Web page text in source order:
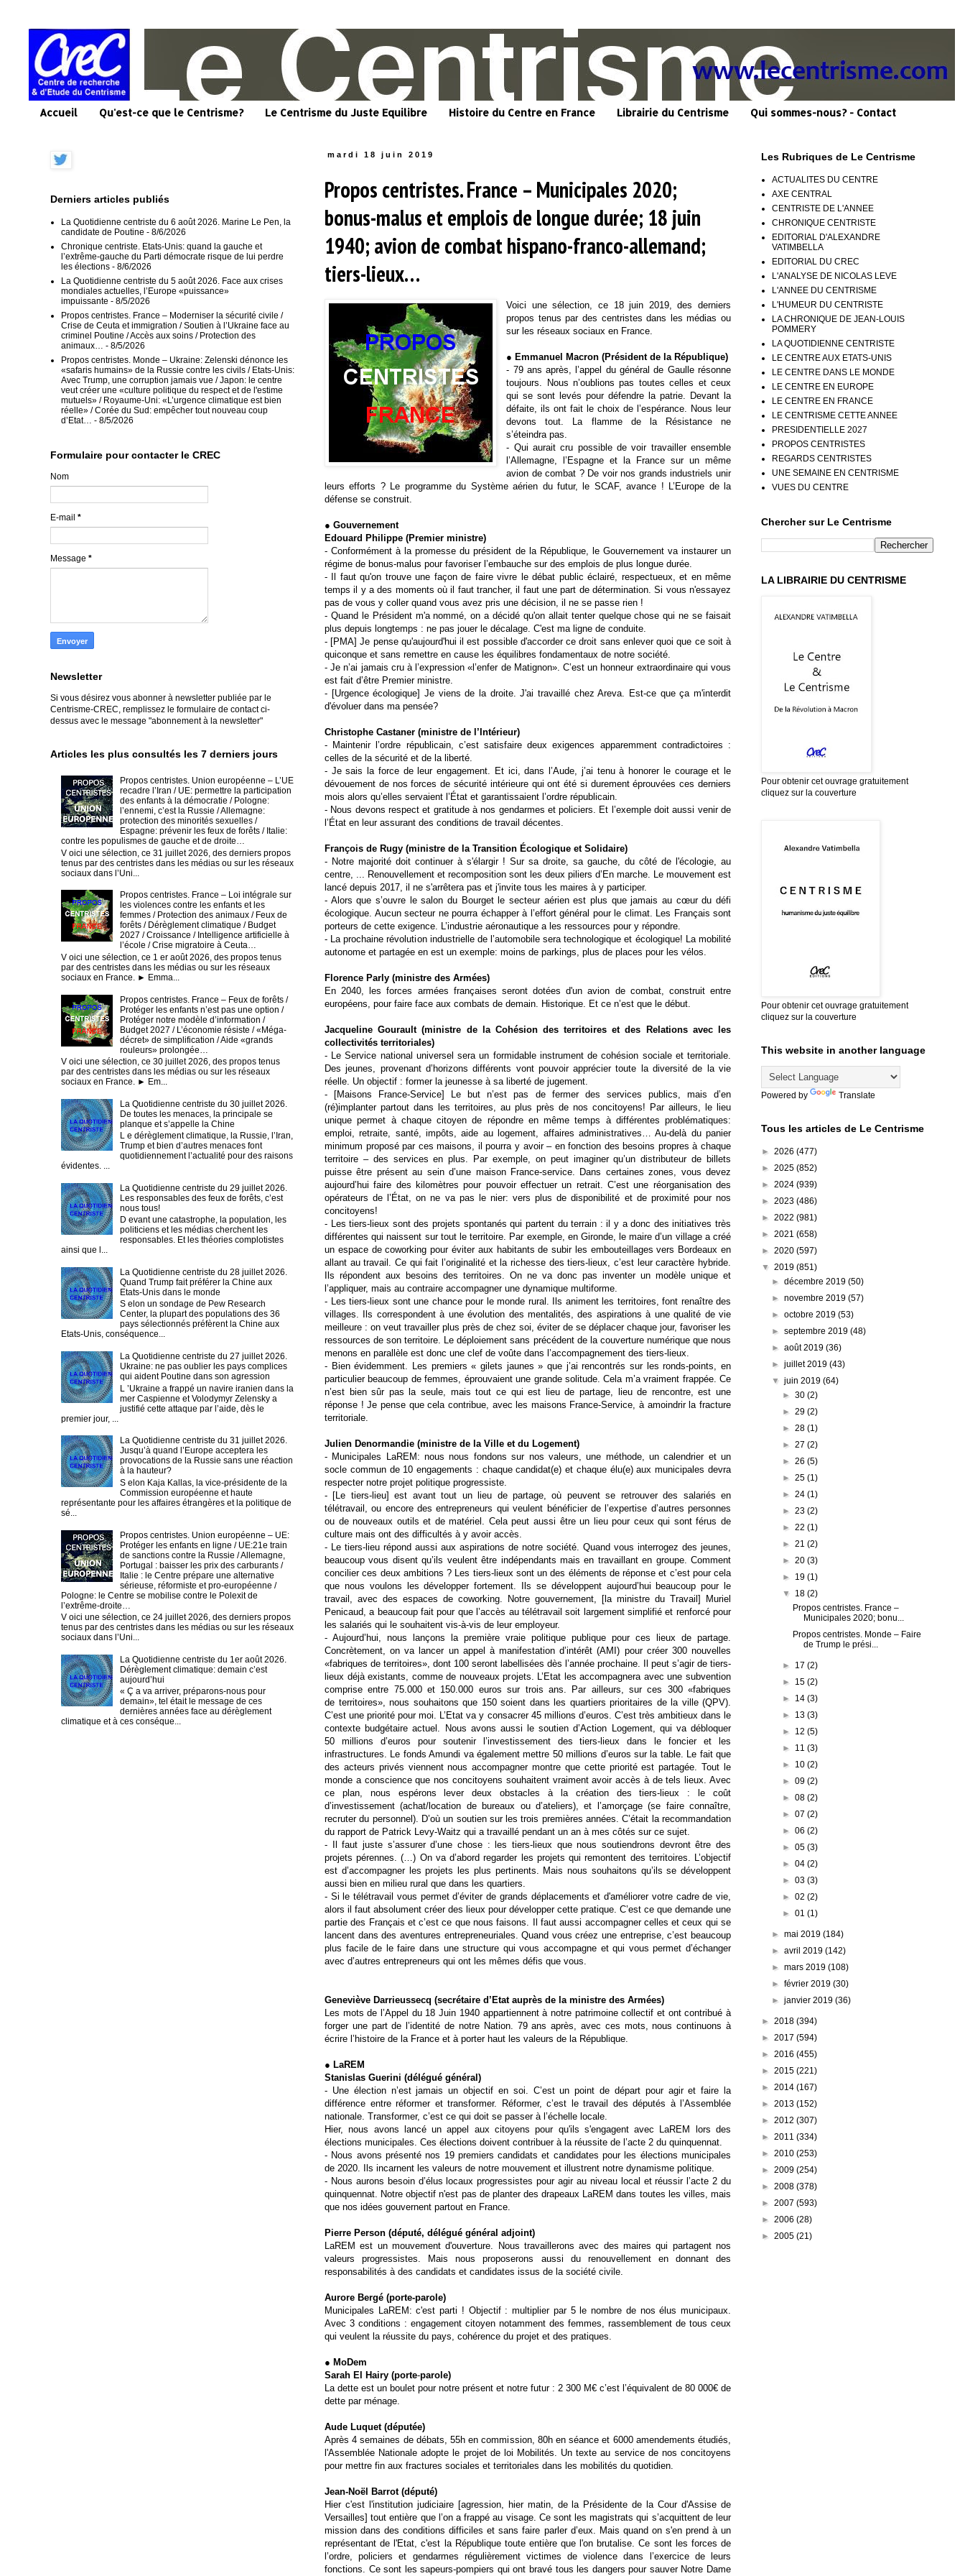
Accueil Qu'est-ce que le Centrisme? Le Centrisme du Juste Equilibre Histoire du Centre en France Librairie du Centrisme Qui sommes-nous? - Contact
mardi 18 juin 2019
Propos centristes. France – Municipales 2020;
bonus-malus et emplois de longue durée; 18 juin
1940; avion de combat hispano-franco-allemand;
tiers-lieux…
Voici une sélection, ce 18 juin 2019, des derniers
propos tenus par des centristes dans les médias ou
sur les réseaux sociaux en France.
● Emmanuel Macron (Président de la République)
- 79 ans après, l’appel du général de Gaulle résonne
toujours. Nous n’oublions pas toutes celles et ceux
qui se sont levés pour défendre la patrie. Devant la
défaite, ils ont fait le choix de l’espérance. Nous leur
devons tout. La flamme de la Résistance ne
s’éteindra pas.
- Qui aurait cru possible de voir travailler ensemble
l’Allemagne, l’Espagne et la France sur un même
avion de combat ? De voir nos grands industriels unir
leurs efforts ? Le programme du Système aérien du futur, le SCAF, avance ! L’Europe de la
défense se construit.
● Gouvernement
Edouard Philippe (Premier ministre)
- Conformément à la promesse du président de la République, le Gouvernement va instaurer un
régime de bonus-malus pour favoriser l’embauche sur des emplois de plus longue durée.
- Il faut qu'on trouve une façon de faire vivre le débat public éclairé, respectueux, et en même
temps il y a des moments où il faut trancher, il faut une part de détermination. Si vous n'essayez
pas de vous y coller quand vous avez pris une décision, il ne se passe rien !
- Quand le Président m'a nommé, on a décidé qu'on allait tenter quelque chose qui ne se faisait
plus depuis longtemps : ne pas jouer le décalage. C'est ma ligne de conduite.
- [PMA] Je pense qu'aujourd'hui il est possible d'accorder ce droit sans enlever quoi que ce soit à
quiconque et sans remettre en cause les équilibres fondamentaux de notre société.
- Je n’ai jamais cru à l’expression «l’enfer de Matignon». C’est un honneur extraordinaire qui vous
est fait d’être Premier ministre.
- [Urgence écologique] Je viens de la droite. J'ai travaillé chez Areva. Est-ce que ça m'interdit
d'évoluer dans ma pensée?
Christophe Castaner (ministre de l’Intérieur)
- Maintenir l’ordre républicain, c’est satisfaire deux exigences apparemment contradictoires :
celles de la sécurité et de la liberté.
- Je sais la force de leur engagement. Et ici, dans l’Aude, j’ai tenu à honorer le courage et le
dévouement de nos forces de sécurité intérieure qui ont été si durement éprouvées ces derniers
mois alors qu’elles servaient l’État et garantissaient l’ordre républicain.
- Nous devons respect et gratitude à nos gendarmes et policiers. Et l’exemple doit aussi venir de
l’État en leur assurant des conditions de travail décentes.
François de Rugy (ministre de la Transition Écologique et Solidaire)
- Notre majorité doit continuer à s'élargir ! Sur sa droite, sa gauche, du côté de l'écologie, au
centre, ... Renouvellement et recomposition sont les deux piliers d’En marche. Le mouvement est
lancé depuis 2017, il ne s'arrêtera pas et j'invite tous les maires à y participer.
- Alors que s’ouvre le salon du Bourget le secteur aérien est plus que jamais au cœur du défi
écologique. Aucun secteur ne pourra échapper à l’effort général pour le climat. Les Français sont
porteurs de cette exigence. L’industrie aéronautique a les ressources pour y répondre.
- La prochaine révolution industrielle de l’automobile sera technologique et écologique! La mobilité
autonome et partagée en est un exemple: moins de parkings, plus de places pour les vélos.
Florence Parly (ministre des Armées)
En 2040, les forces armées françaises seront dotées d'un avion de combat, construit entre
européens, pour faire face aux combats de demain. Historique. Et ce n’est que le début.
Jacqueline Gourault (ministre de la Cohésion des territoires et des Relations avec les
collectivités territoriales)
- Le Service national universel sera un formidable instrument de cohésion sociale et territoriale.
Des jeunes, provenant d’horizons différents vont pouvoir apprécier toute la diversité de la vie
réelle. Un objectif : former la jeunesse à sa liberté de jugement.
- [Maisons France-Service] Le but n’est pas de fermer des services publics, mais d’en
(ré)implanter partout dans les territoires, au plus près de nos concitoyens! Par ailleurs, le lieu
unique permet à chaque citoyen de répondre en même temps à différentes problématiques:
emploi, retraite, santé, impôts, aide au logement, affaires administratives… Au-delà du panier
minimum proposé par ces maisons, il pourra y avoir – en fonction des besoins propres à chaque
territoire – des services en plus. Par exemple, on peut imaginer qu’un distributeur de billets
puisse être présent au sein d’une maison France-service. Dans certaines zones, vous devez
aujourd’hui faire des kilomètres pour pouvoir effectuer un retrait. C’est une réorganisation des
opérateurs de l’État, on ne va pas le nier: vers plus de disponibilité et de proximité pour nos
concitoyens!
- Les tiers-lieux sont des projets spontanés qui partent du terrain : il y a donc des initiatives très
différentes qui naissent sur tout le territoire. Par exemple, en Gironde, le maire d’un village a créé
un espace de coworking pour éviter aux habitants de subir les embouteillages vers Bordeaux en
allant au travail. Ce qui fait l’originalité et la richesse des tiers-lieux, c’est leur caractère hybride.
Ils répondent aux besoins des territoires. On ne va donc pas inventer un modèle unique et
l’appliquer, mais au contraire accompagner une dynamique multiforme.
- Les tiers-lieux sont une chance pour le monde rural. Ils animent les territoires, font renaître des
villages. Ils correspondent à une évolution des mentalités, des aspirations à une qualité de vie
meilleure : on veut travailler plus près de chez soi, éviter de se déplacer chaque jour, favoriser les
ressources de son territoire. Le déploiement sans précédent de la couverture numérique que nous
menons en parallèle est donc une clef de voûte dans l’accompagnement des tiers-lieux.
- Bien évidemment. Les premiers « gilets jaunes » que j’ai rencontrés sur les ronds-points, en
particulier beaucoup de femmes, éprouvaient une grande solitude. Cela m’a vraiment frappée. Ce
n’est bien sûr pas la seule, mais tout ce qui est lieu de partage, lieu de rencontre, est une
réponse ! Je pense que cela contribue, avec les maisons France-Service, à amoindrir la fracture
territoriale.
Julien Denormandie (ministre de la Ville et du Logement)
- Municipales LaREM: nous nous fondons sur nos valeurs, une méthode, un calendrier et un
socle commun de 10 engagements : chaque candidat(e) et chaque élu(e) aux municipales devra
respecter notre projet politique progressiste.
- [Le tiers-lieu] est avant tout un lieu de partage, où peuvent se retrouver des salariés en
télétravail, ou encore des entrepreneurs qui veulent bénéficier de l’expertise d’autres personnes
ou de nouveaux outils et de matériel. Cela peut aussi être un lieu pour ceux qui sont férus de
culture mais ont des difficultés à y avoir accès.
- Le tiers-lieu répond aussi aux aspirations de notre société. Quand vous interrogez des jeunes,
beaucoup vous disent qu’ils veulent être indépendants mais en travaillant en groupe. Comment
concilier ces deux ambitions ? Les tiers-lieux sont un des éléments de réponse et c’est pour cela
que nous voulons les développer fortement. Ils se développent aujourd’hui beaucoup pour le
travail, avec des espaces de coworking. Notre gouvernement, [la ministre du Travail] Muriel
Penicaud, a beaucoup fait pour que l’accès au télétravail soit largement simplifié et renforcé pour
les salariés qui le souhaitent vis-à-vis de leur employeur.
- Aujourd’hui, nous lançons la première vraie politique publique pour ces lieux de partage.
Concrètement, on va lancer un appel à manifestation d’intérêt (AMI) pour créer 300 nouvelles
«fabriques de territoires», dont 100 seront labellisées dès l’année prochaine. Il peut s’agir de tiers-
lieux déjà existants, comme de nouveaux projets. L’Etat les accompagnera avec une subvention
comprise entre 75.000 et 150.000 euros sur trois ans. Par ailleurs, sur ces 300 «fabriques
de territoires», nous souhaitons que 150 soient dans les quartiers prioritaires de la ville (QPV).
C’est une priorité pour moi. L’Etat va y consacrer 45 millions d’euros. C’est très ambitieux dans le
contexte budgétaire actuel. Nous avons aussi le soutien d’Action Logement, qui va débloquer
50 millions d’euros pour soutenir l’investissement des tiers-lieux dans le foncier et les
infrastructures. Le fonds Amundi va également mettre 50 millions d’euros sur la table. Le fait que
des acteurs privés viennent nous accompagner montre que cette priorité est partagée. Tout le
monde a conscience que nos concitoyens souhaitent vraiment avoir accès à de tels lieux. Avec
ce plan, nous espérons lever deux obstacles à la création des tiers-lieux : le coût
d’investissement (achat/location de bureaux ou d’ateliers), et l’amorçage (se faire connaître,
recruter du personnel). D’où un soutien sur les trois premières années. C’était la recommandation
du rapport de Patrick Levy-Waitz qui a travaillé pendant un an à mes côtés sur ce sujet.
- Il faut juste s’assurer d’une chose : les tiers-lieux que nous soutiendrons devront être des
projets pérennes. (…) On va d’abord regarder les projets qui remontent des territoires. L’objectif
est d’accompagner les projets les plus pertinents. Mais nous souhaitons qu’ils se développent
aussi bien en milieu rural que dans les quartiers.
- Si le télétravail vous permet d’éviter de grands déplacements et d'améliorer votre cadre de vie,
alors il faut absolument créer des lieux pour développer cette pratique. C’est ce que demande une
partie des Français et c’est ce que nous faisons. Il faut aussi accompagner celles et ceux qui se
lancent dans des aventures entrepreneuriales. Quand vous créez une entreprise, c’est beaucoup
plus facile de le faire dans une structure qui vous accompagne et qui vous permet d’échanger
avec d’autres entrepreneurs qui ont les mêmes défis que vous.
Geneviève Darrieussecq‏ (secrétaire d’Etat auprès de la ministre des Armées)
Les mots de l’Appel du 18 Juin 1940 appartiennent à notre patrimoine collectif et ont contribué à
forger une part de l’identité de notre Nation. 79 ans après, avec ces mots, nous continuons à
écrire l’histoire de la France et à porter haut les valeurs de la République.
● LaREM
Stanislas Guerini (délégué général)
- Une élection n’est jamais un objectif en soi. C’est un point de départ pour agir et faire la
différence entre réformer et transformer. Réformer, c’est le travail des députés à l’Assemblée
nationale. Transformer, c’est ce qui doit se passer à l’échelle locale.
Hier, nous avons lancé un appel aux citoyens pour qu'ils s'engagent avec LaREM lors des
élections municipales. Ces élections doivent contribuer à la réussite de l’acte 2 du quinquennat.
- Nous avons présenté nos 19 premiers candidats et candidates pour les élections municipales
de 2020. Ils incarnent les valeurs de notre mouvement et illustrent notre dynamisme politique.
- Nous aurons besoin d’élus locaux progressistes pour agir au niveau local et réussir l’acte 2 du
quinquennat. Notre objectif n'est pas de planter des drapeaux LaREM dans toutes les villes, mais
que nos idées gouvernent partout en France.
Pierre Person (député, délégué général adjoint)
LaREM est un mouvement d'ouverture. Nous travaillerons avec des maires qui partagent nos
valeurs progressistes. Mais nous proposerons aussi du renouvellement en donnant des
responsabilités à des candidats et candidates issus de la société civile.
Aurore Bergé (porte-parole)
Municipales LaREM: c'est parti ! Objectif : multiplier par 5 le nombre de nos élus municipaux.
Avec 3 conditions : engagement citoyen notamment des femmes, rassemblement de tous ceux
qui veulent la réussite du pays, cohérence du projet et des pratiques.
● MoDem
Sarah El Hairy (porte-parole)
La dette est un boulet pour notre présent et notre futur : 2 300 M€ c’est l’équivalent de 80 000€ de
dette par ménage.
Aude Luquet (députée)
Après 4 semaines de débats, 55h en commission, 80h en séance et 6000 amendements étudiés,
l'Assemblée Nationale adopte le projet de loi Mobilités. Un texte au service de nos concitoyens
pour mettre fin aux fractures sociales et territoriales dans les mobilités du quotidien.
Jean-Noël Barrot (député)
Hier c'est l'institution judiciaire [agression, hier matin, de la Présidente de la Cour d'Assise de
Versailles] tout entière que l’on a frappé au visage. Ce sont les magistrats qui s’acquittent de leur
mission dans des conditions difficiles et sans faire parler d’eux. Mais quand on s'en prend à un
représentant de l'Etat, c'est la République toute entière que l'on brutalise. Ce sont les forces de
l’ordre, policiers et gendarmes régulièrement victimes de violence dans l’exercice de leurs
fonctions. Ce sont les sapeurs-pompiers qui ont bravé tous les dangers pour sauver Notre Dame
Derniers articles publiés
La Quotidienne centriste du 6 août 2026. Marine Le Pen, la
candidate de Poutine - 8/6/2026
Chronique centriste. Etats-Unis: quand la gauche et
l’extrême-gauche du Parti démocrate risque de lui perdre
les élections - 8/6/2026
La Quotidienne centriste du 5 août 2026. Face aux crises
mondiales actuelles, l’Europe «puissance»
impuissante - 8/5/2026
Propos centristes. France – Moderniser la sécurité civile /
Crise de Ceuta et immigration / Soutien à l’Ukraine face au
criminel Poutine / Accès aux soins / Protection des
animaux…
- 8/5/2026
Propos centristes. Monde – Ukraine: Zelenski dénonce les
«safaris humains» de la Russie contre les civils / Etats-Unis:
Avec Trump, une corruption jamais vue / Japon: le centre
veut créer une «culture politique du respect et de l'estime
mutuels» / Royaume-Uni: «L’urgence climatique est bien
réelle» / Corée du Sud: empêcher tout nouveau coup
d’Etat…
- 8/5/2026
Formulaire pour contacter le CREC
Nom
E-mail *
Message *
Newsletter
Si vous désirez vous abonner à newsletter publiée par le
Centrisme-CREC, remplissez le formulaire de contact ci-
dessus avec le message "abonnement à la newsletter"
Articles les plus consultés les 7 derniers jours
Propos centristes. Union européenne – L’UE
recadre l’Iran / UE: permettre la participation
des enfants à la démocratie / Pologne:
l’ennemi, c’est la Russie / Allemagne:
protection des minorités sexuelles /
Espagne: prévenir les feux de forêts / Italie:
contre les populismes de gauche et de droite…
V oici une sélection, ce 31 juillet 2026, des derniers propos
tenus par des centristes dans les médias ou sur les réseaux
sociaux dans l’Uni...
Propos centristes. France – Loi intégrale sur
les violences contre les enfants et les
femmes / Protection des animaux / Feux de
forêts / Dérèglement climatique / Budget
2027 / Croissance / Intelligence artificielle à
l’école / Crise migratoire à Ceuta…
V oici une sélection, ce 1 er août 2026, des propos tenus
par des centristes dans les médias ou sur les réseaux
sociaux en France. ► Emma...
Propos centristes. France – Feux de forêts /
Protéger les enfants n’est pas une option /
Protéger notre modèle d’information /
Budget 2027 / L’économie résiste / «Méga-
décret» de simplification / Aide «grands
rouleurs» prolongée…
V oici une sélection, ce 30 juillet 2026, des propos tenus
par des centristes dans les médias ou sur les réseaux
sociaux en France. ► Em...
La Quotidienne centriste du 30 juillet 2026.
De toutes les menaces, la principale se
planque et s’appelle la Chine
L e dérèglement climatique, la Russie, l’Iran,
Trump et bien d’autres menaces font
quotidiennement l’actualité pour des raisons
évidentes. ...
La Quotidienne centriste du 29 juillet 2026.
Les responsables des feux de forêts, c’est
nous tous!
D evant une catastrophe, la population, les
politiciens et les médias cherchent les
responsables. Et les théories complotistes
ainsi que l...
La Quotidienne centriste du 28 juillet 2026.
Quand Trump fait préférer la Chine aux
Etats-Unis dans le monde
S elon un sondage de Pew Research
Center, la plupart des populations des 36
pays sélectionnés préfèrent la Chine aux
Etats-Unis, conséquence...
La Quotidienne centriste du 27 juillet 2026.
Ukraine: ne pas oublier les pays complices
qui aident Poutine dans son agression
L ’Ukraine a frappé un navire iranien dans la
mer Caspienne et Volodymyr Zelensky a
justifié cette attaque par l’aide, dès le
premier jour, ...
La Quotidienne centriste du 31 juillet 2026.
Jusqu’à quand l’Europe acceptera les
provocations de la Russie sans une réaction
à la hauteur?
S elon Kaja Kallas, la vice-présidente de la
Commission européenne et haute
représentante pour les affaires étrangères et la politique de
sé...
Propos centristes. Union européenne – UE:
Protéger les enfants en ligne / UE:21e train
de sanctions contre la Russie / Allemagne,
Portugal : baisser les prix des carburants /
Italie : le Centre prépare une alternative
sérieuse, réformiste et pro-européenne /
Pologne: le Centre se mobilise contre le Polexit de
l’extrême-droite…
V oici une sélection, ce 24 juillet 2026, des derniers propos
tenus par des centristes dans les médias ou sur les réseaux
sociaux dans l’Uni...
La Quotidienne centriste du 1er août 2026.
Dérèglement climatique: demain c’est
aujourd’hui
« Ç a va arriver, préparons-nous pour
demain», tel était le message de ces
dernières années face au dérèglement
climatique et à ces conséque...
Les Rubriques de Le Centrisme
ACTUALITES DU CENTRE
AXE CENTRAL
CENTRISTE DE L'ANNEE
CHRONIQUE CENTRISTE
EDITORIAL D'ALEXANDRE
VATIMBELLA
EDITORIAL DU CREC
L'ANALYSE DE NICOLAS LEVE
L'ANNEE DU CENTRISME
L'HUMEUR DU CENTRISTE
LA CHRONIQUE DE JEAN-LOUIS
POMMERY
LA QUOTIDIENNE CENTRISTE
LE CENTRE AUX ETATS-UNIS
LE CENTRE DANS LE MONDE
LE CENTRE EN EUROPE
LE CENTRE EN FRANCE
LE CENTRISME CETTE ANNEE
PRESIDENTIELLE 2027
PROPOS CENTRISTES
REGARDS CENTRISTES
UNE SEMAINE EN CENTRISME
VUES DU CENTRE
Chercher sur Le Centrisme
LA LIBRAIRIE DU CENTRISME
Pour obtenir cet ouvrage gratuitement
cliquez sur la couverture
Pour obtenir cet ouvrage gratuitement
cliquez sur la couverture
This website in another language
Powered by Translate
Tous les articles de Le Centrisme
► 2026 (477)
► 2025 (852)
► 2024 (939)
► 2023 (486)
► 2022 (981)
► 2021 (658)
► 2020 (597)
▼ 2019 (851)
►décembre 2019(50)
►novembre 2019(57)
►octobre 2019(53)
►septembre 2019(48)
►août 2019(36)
►juillet 2019(43)
▼juin 2019(64)
► 30 (2)
► 29 (2)
► 28 (1)
► 27 (2)
► 26 (5)
► 25 (1)
► 24 (1)
► 23 (2)
► 22 (1)
► 21 (2)
► 20 (3)
► 19 (1)
▼ 18 (2)
Propos centristes. France –
Municipales 2020; bonu...
Propos centristes. Monde – Faire
de Trump le prési...
► 17 (2)
► 15 (2)
► 14 (3)
► 13 (3)
► 12 (5)
► 11 (3)
► 10 (2)
► 09 (2)
► 08 (2)
► 07 (2)
► 06 (2)
► 05 (3)
► 04 (2)
► 03 (3)
► 02 (2)
► 01 (1)
►mai 2019(184)
►avril 2019(142)
►mars 2019(108)
►février 2019(30)
►janvier 2019(36)
► 2018 (394)
► 2017 (594)
► 2016 (455)
► 2015 (221)
► 2014 (167)
► 2013 (152)
► 2012 (307)
► 2011 (334)
► 2010 (253)
► 2009 (254)
► 2008 (378)
► 2007 (593)
► 2006 (28)
► 2005 (21)